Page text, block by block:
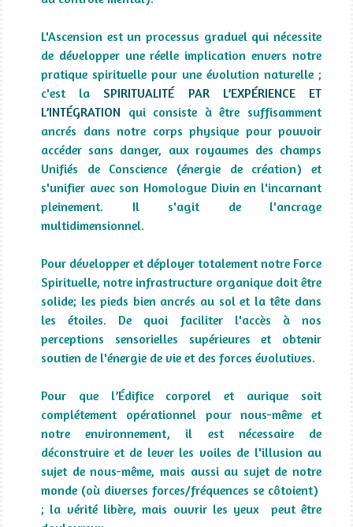
L'Ascension est un processus graduel qui nécessite
de développer une réelle implication envers notre
pratique spirituelle pour une évolution naturelle ;
c'est laSPIRITUALITÉ PAR L’EXPÉRIENCE ET
L’INTÉGRATION qui consiste à être suffisamment
ancrés dans notre corps physique pour pouvoir
accéder sans danger, aux royaumes des champs
Unifiés de Conscience (énergie de création) et
s'unifier avec son Homologue Divin en l'incarnant
pleinement. Il s'agit de l'ancrage
multidimensionnel.
Pour développer et déployer totalement notre Force
Spirituelle, notre infrastructure organique doit être
solide; les pieds bien ancrés au sol et la tête dans
les étoiles. De quoi faciliter l'accès à nos
perceptions sensorielles supérieures et obtenir
soutien de l'énergie de vie et des forces évolutives.
Pour que l’Édifice corporel et aurique soit
complétement opérationnel pour nous-même et
notre environnement, il est nécessaire de
déconstruire et de lever les voiles de l'illusion au
sujet de nous-même, mais aussi au sujet de notre
monde (où diverses forces/fréquences se côtoient)
; la vérité libère, mais ouvrir les yeux peut être